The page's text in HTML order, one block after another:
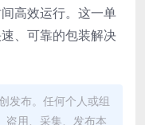
高效运行。这一单
、可靠的包装解决
发布。任何个人或组
盗用、采集、发布本